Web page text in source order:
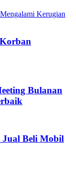
Bulanan
Beli Mobil